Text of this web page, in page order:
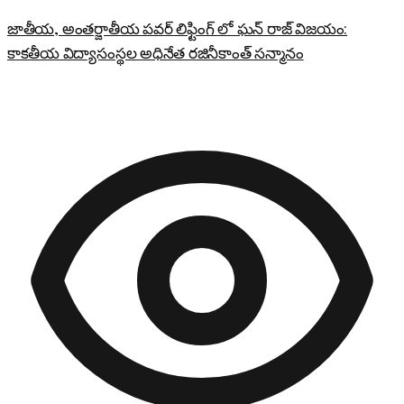
జాతీయ, అంతర్జాతీయ పవర్ లిఫ్టింగ్ లో ఘన్ రాజ్ విజయం:
కాకతీయ విద్యాసంస్థల అధినేత రజినీకాంత్ సన్మానం